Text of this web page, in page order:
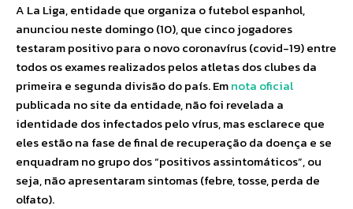
A La Liga, entidade que organiza o futebol espanhol,
anunciou neste domingo (10), que cinco jogadores
testaram positivo para o novo coronavírus (covid-19) entre
todos os exames realizados pelos atletas dos clubes da
primeira e segunda divisão do país. Emnota oficial
publicada no site da entidade, não foi revelada a
identidade dos infectados pelo vírus, mas esclarece que
eles estão na fase de final de recuperação da doença e se
enquadram no grupo dos “positivos assintomáticos”, ou
seja, não apresentaram sintomas (febre, tosse, perda de
olfato).